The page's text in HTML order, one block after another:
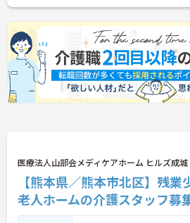
医療法人山部会メディケアホーム ヒルズ成城
【熊本県／熊本市北区】残
老人ホームの介護スタッフ募